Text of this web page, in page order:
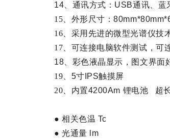
14、 通讯方式： USB通讯、蓝
15、外形尺寸：
16、采用先进的微型光谱仪技
17、可连接电脑软件测试，可
18、 彩色液晶显示，图文界面
19、 5寸 IPS触摸屏
20、内置4200Am 锂电池 超
● 相关色温 Tc
● 光通量 lm